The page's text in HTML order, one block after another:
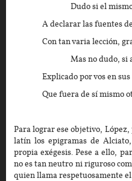
Dudo si el
A declarar las fuentes
Con tan varia lección,
Mas no dudo, si
Explicado por vos en
Que fuera de sí mismo
Para lograr ese objetivo,
latín los epigramas de
propia exégesis. Pese a ello,
no es tan neutro ni riguroso
quien llama respetuosamente